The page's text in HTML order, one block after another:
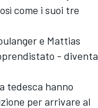
come i suoi tre
e Mattias
- diventa
tedesca hanno
per arrivare al